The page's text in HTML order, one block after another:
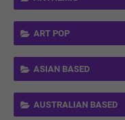
ART POP
ASIAN BASED
AUSTRALIAN BASED